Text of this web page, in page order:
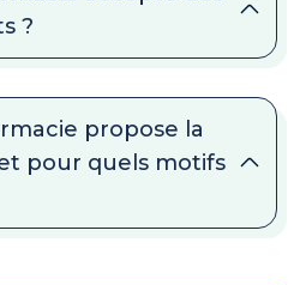
?
propose la
pour quels motifs